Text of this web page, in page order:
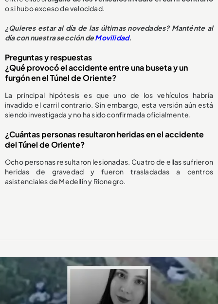
o si hubo exceso de velocidad.
¿Quieres estar al día de las últimas novedades? Manténte al
día con nuestra sección deMovilidad.
Preguntas y respuestas
¿Qué provocó el accidente entre una buseta y un
furgón en el Túnel de Oriente?
La principal hipótesis es que uno de los vehículos habría
invadido el carril contrario. Sin embargo, esta versión aún está
siendo investigada y no ha sido confirmada oficialmente.
¿Cuántas personas resultaron heridas en el accidente
del Túnel de Oriente?
Ocho personas resultaron lesionadas. Cuatro de ellas sufrieron
heridas de gravedad y fueron trasladadas a centros
asistenciales de Medellín y Rionegro.